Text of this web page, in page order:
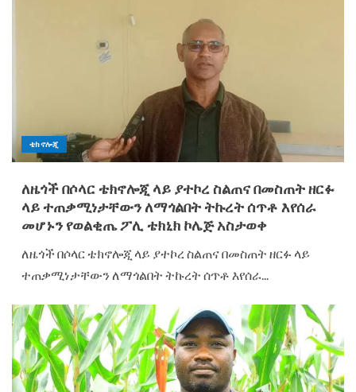
ቴክኖሎጂ
ለዜጎች በሶላር ቴክኖሎጂ ላይ ያተኮረ ስልጠና በመስጠት ዘርፉ
ላይ ተጠቃሚነታቸውን ለማጎልበት ትኩረት ሰጥቶ እየሰራ
መሆኑን የወልቂጤ ፖሊ ቴክኒክ ኮሌጅ አስታወቀ
ለዜጎች በሶላር ቴክኖሎጂ ላይ ያተኮረ ስልጠና በመስጠት ዘርፉ ላይ
ተጠቃሚነታቸውን ለማጎልበት ትኩረት ሰጥቶ እየሰራ...